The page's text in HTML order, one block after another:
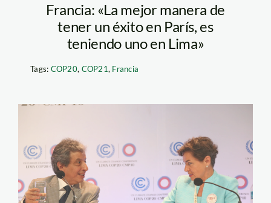
Francia: «La mejor manera de
tener un éxito en París, es
teniendo uno en Lima»
Tags: COP20, COP21, Francia
IMG_5377